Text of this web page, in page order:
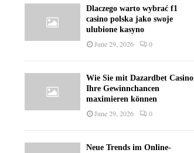
Dlaczego warto wybrać f1
casino polska jako swoje
ulubione kasyno
June 29, 2026 0
Wie Sie mit Dazardbet Casino
Ihre Gewinnchancen
maximieren können
June 29, 2026 0
Neue Trends im Online-